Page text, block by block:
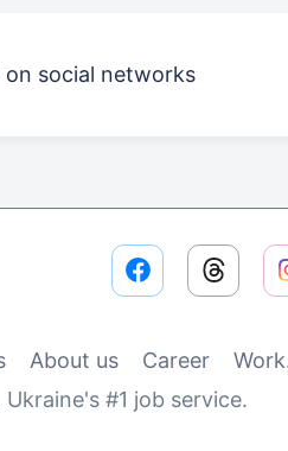
social networks
About us Сareer
#1 job service.